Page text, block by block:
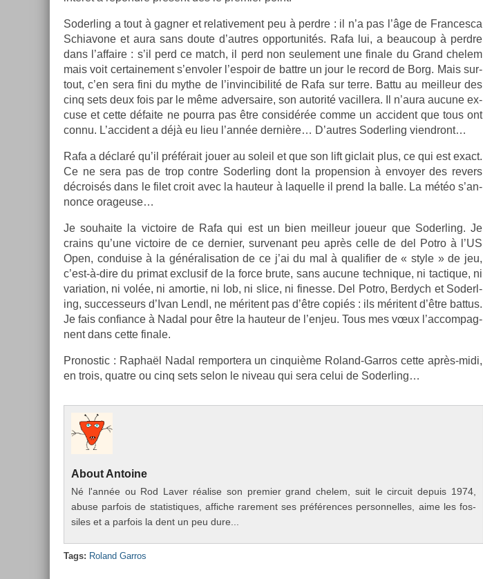
Soderl­ing a tout à gagn­er et re­lative­ment peu à per­dre : il n’a pas l’âge de Fran­cesca
Schiavone et aura sans doute d’aut­res op­por­tunités. Rafa lui, a be­aucoup à per­dre
dans l’af­faire : s’il perd ce match, il perd non seule­ment une fin­ale du Grand chelem
mais voit cer­taine­ment s’en­vol­er l’es­poir de battre un jour le re­cord de Borg. Mais sur­
tout, c’en sera fini du mythe de l’in­vincibilité de Rafa sur terre. Battu au meil­leur des
cinq sets deux fois par le même ad­versaire, son auto­rité vacil­lera. Il n’aura aucune ex­
cuse et cette défaite ne pour­ra pas être con­sidérée comme un ac­cident que tous ont
connu. L’ac­cident a déjà eu lieu l’année dernière… D’aut­res Soderl­ing viendront…
Rafa a déclaré qu’il préférait jouer au sol­eil et que son lift gic­lait plus, ce qui est exact.
Ce ne sera pas de trop con­tre Soderl­ing dont la pro­pens­ion à en­voy­er des re­v­ers
décroisés dans le filet croit avec la hauteur à laquel­le il prend la balle. La météo s’an­
nonce orageuse…
Je souhaite la vic­toire de Rafa qui est un bien meil­leur joueur que Soderl­ing. Je
crains qu’une vic­toire de ce de­rni­er, sur­venant peu après celle de del Potro à l’US
Open, con­du­ise à la généralisa­tion de ce j’ai du mal à qualifi­er de « style » de jeu,
c’est-à-dire du primat ex­clusif de la force brute, sans aucune tech­nique, ni tac­tique, ni
varia­tion, ni volée, ni amor­tie, ni lob, ni slice, ni fin­es­se. Del Potro, Be­rdych et Soderl­
ing, suc­ces­seurs d’Ivan Lendl, ne méritent pas d’être copiés : ils méritent d’être bat­tus.
Je fais con­fian­ce à Nadal pour être la hauteur de l’enjeu. Tous mes vœux l’ac­compag­
nent dans cette fin­ale.
Pro­nos­tic : Raphaël Nadal re­mpor­tera un cin­quiè­me Roland-Garros cette après-midi,
en trois, quat­re ou cinq sets selon le niveau qui sera celui de Soderl­ing…
About An­toine
Né l'année ou Rod Laver réalise son pre­mi­er grand chelem, suit le cir­cuit de­puis 1974,
abuse par­fois de statis­tiques, af­fiche rare­ment ses préfér­ences per­son­nelles, aime les fos­
siles et a par­fois la dent un peu dure...
Tags: Roland Gar­ros